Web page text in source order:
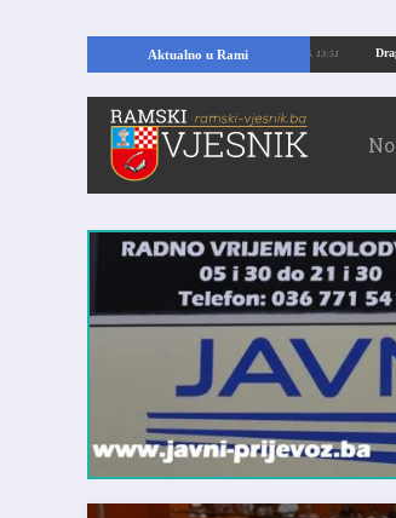
Aktualno u Rami
temelje kuće, pronašao vrijedne arheološke ostatke 24.07.2026.